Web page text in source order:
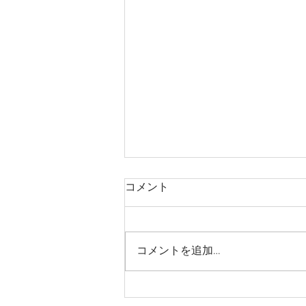
コメント
コメントを追加…